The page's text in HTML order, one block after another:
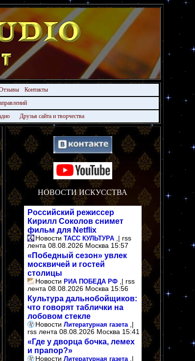
Контакты
Друзья сайта и творчества
НОВОСТИ ИСКУССТВА